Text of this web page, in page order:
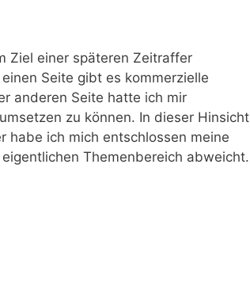
Ziel einer späteren Zeitraffer
Seite gibt es kommerzielle
anderen Seite hatte ich mir
zu können. In dieser Hinsicht
habe ich mich entschlossen meine
Themenbereich abweicht.